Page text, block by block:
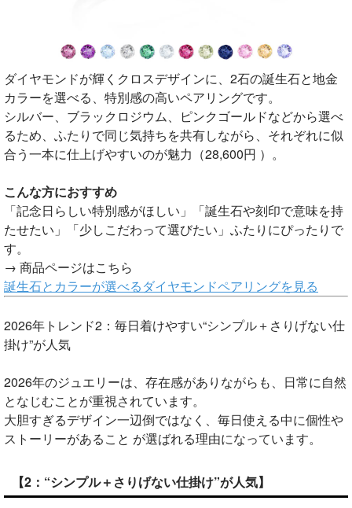
ダイヤモンドが輝くクロスデザインに、2石の誕生石と地金
カラーを選べる、特別感の高いペアリングです。
シルバー、ブラックロジウム、ピンクゴールドなどから選べ
るため、ふたりで同じ気持ちを共有しながら、それぞれに似
合う一本に仕上げやすいのが魅力（28,600円 ）。
こんな方におすすめ
「記念日らしい特別感がほしい」「誕生石や刻印で意味を持
たせたい」「少しこだわって選びたい」ふたりにぴったりで
す。
→ 商品ページはこちら
誕生石とカラーが選べるダイヤモンドペアリングを見る
2026年トレンド2：毎日着けやすい“シンプル＋さりげない仕
掛け”が人気
2026年のジュエリーは、存在感がありながらも、日常に自然
となじむことが重視されています。
大胆すぎるデザイン一辺倒ではなく、毎日使える中に個性や
ストーリーがあること が選ばれる理由になっています。
【2：“シンプル＋さりげない仕掛け”が人気】